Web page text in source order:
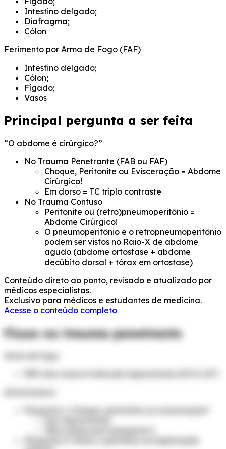
Intestino delgado;
Diafragma;
Cólon
Ferimento por Arma de Fogo (FAF)
Intestino delgado;
Cólon;
Fígado;
Vasos
Principal pergunta a ser feita
“O abdome é cirúrgico?”
No Trauma Penetrante (FAB ou FAF)
Choque, Peritonite ou Evisceração = Abdome
Cirúrgico!
Em dorso = TC triplo contraste
No Trauma Contuso
Peritonite ou (retro)pneumoperitônio =
Abdome Cirúrgico!
O pneumoperitônio e o retropneumoperitônio
podem ser vistos no Raio-X de abdome
agudo (abdome ortostase + abdome
decúbito dorsal + tórax em ortostase)
Conteúdo direto ao ponto, revisado e atualizado por
médicos especialistas.
Exclusivo para médicos e estudantes de medicina.
Acesse o conteúdo completo
Fluxo no trauma penetrante
Arma de fogo
Pergunta 1. Choque, peritonite ou evisceração?
Não: passa para pergunta 2
Pergunta 2. Violou o peritônio na exploração